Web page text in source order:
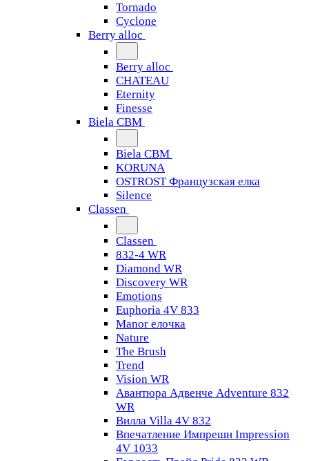
Tornado
Сyclone
Berry alloc
Berry alloc
CHATEAU
Eternity
Finesse
Biela CBM
Biela CBM
KORUNA
OSTROST Французская елка
Silence
Classen
Classen
832-4 WR
Diamond WR
Discovery WR
Emotions
Euphoria 4V 833
Manor елочка
Nature
The Brush
Trend
Vision WR
Авантюра Адвенче Adventure 832
WR
Вилла Villa 4V 832
Впечатление Импрешн Impression
4V 1033